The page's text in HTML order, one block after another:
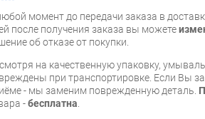
момент до передачи заказа в
после получения заказа вы можете
об отказе от покупки.
на качественную упаковку,
при транспортировке. Если Вы
- мы заменим поврежденную деталь.
-бесплатна